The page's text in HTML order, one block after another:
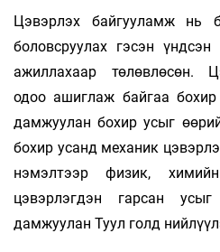
Цэвэрлэх байгууламж нь
боловсруулах гэсэн үндсэн
ажиллахаар төлөвлөсөн.
одоо ашиглаж байгаа
дамжуулан бохир усыг
бохир усанд механик
нэмэлтээр физик,
цэвэрлэгдэн гарсан
дамжуулан Туул голд